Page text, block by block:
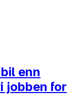
enn
jobben for